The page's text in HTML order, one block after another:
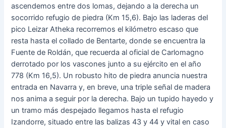
ascendemos entre dos lomas, dejando a la derecha un
socorrido refugio de piedra (Km 15,6). Bajo las laderas del
pico Leizar Atheka recorremos el kilómetro escaso que
resta hasta el collado de Bentarte, donde se encuentra la
Fuente de Roldán, que recuerda al oficial de Carlomagno
derrotado por los vascones junto a su ejército en el año
778 (Km 16,5). Un robusto hito de piedra anuncia nuestra
entrada en Navarra y, en breve, una triple señal de madera
nos anima a seguir por la derecha. Bajo un tupido hayedo y
un tramo más despejado llegamos hasta el refugio
Izandorre, situado entre las balizas 43 y 44 y vital en caso